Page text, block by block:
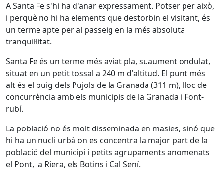
A Santa Fe s'hi ha d'anar expressament. Potser per això,
i perquè no hi ha elements que destorbin el visitant, és
un terme apte per al passeig en la més absoluta
tranquil·litat.
Santa Fe és un terme més aviat pla, suaument ondulat,
situat en un petit tossal a 240 m d'altitud. El punt més
alt és el puig dels Pujols de la Granada (311 m), lloc de
concurrència amb els municipis de la Granada i Font-
rubí.
La població no és molt disseminada en masies, sinó que
hi ha un nucli urbà on es concentra la major part de la
població del municipi i petits agrupaments anomenats
el Pont, la Riera, els Botins i Cal Sení.